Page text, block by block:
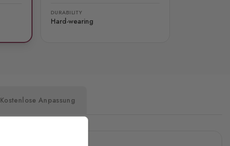
DURABILITY
Hard-wearing
Kostenlose Anpassung